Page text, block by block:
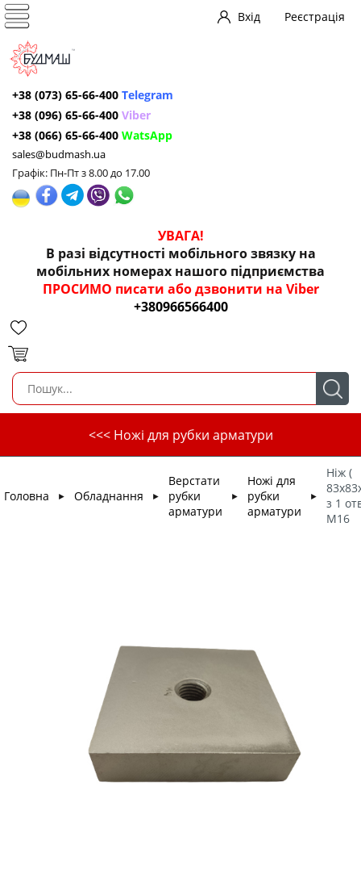
Вхід Реєстрація
+38 (073) 65-66-400 Telegram
+38 (096) 65-66-400 Viber
+38 (066) 65-66-400 WatsApp
sales@budmash.ua
Графік: Пн-Пт з 8.00 до 17.00
УВАГА!
В разі відсутності мобільного звязку на
мобільних номерах нашого підприємства
ПРОСИМО писати або дзвонити на Viber
+380966566400
<<< Ножі для рубки арматури
Головна ► Обладнання ►
Верстати
рубки
арматури
►
Ножі для
рубки
арматури
►
Ніж (
з 1
М16